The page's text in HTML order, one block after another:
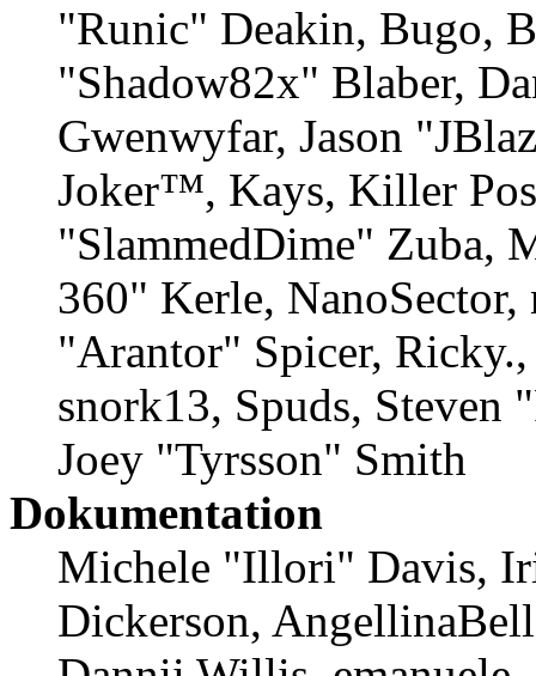
"Runic" Deakin, Bugo,
"Shadow82x" Blaber,
Gwenwyfar, Jason
Joker™, Kays, Killer
"SlammedDime" Zuba,
360" Kerle,
"Arantor" Spicer,
snork13, Spuds, Steven
Joey "Tyrsson" Smith
Dokumentation
Michele "Illori" Davis,
Dickerson,